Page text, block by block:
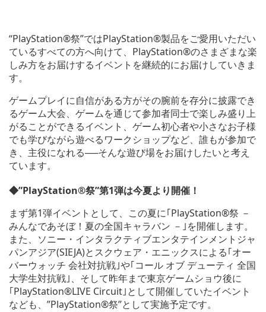
“PlayStation®祭”ではPlayStation®製品をご愛用いただい
ているすべての方へ向けて、PlayStation®のさまざまな楽
しみ方をお届けするイベントを継続的にお届けしていきま
す。
ゲームプレイに自信がある方がその腕前を存分に披露でき
るゲーム大会、ゲームを通じて参加者同士で楽しみ盛り上
がることができるイベント、ゲーム初心者や小さなお子様
でも学びながら遊べるワークショップなど、誰もが参加で
き、主役になれる──そんな遊び場をお届けしたいと考え
ています。
◆”PlayStation®祭”第1弾は今夏より開催！
まず第1弾イベントとして、この夏に｢PlayStation®祭 －
みんなであそぼ！夏の全国キャラバン －｣を開催します。
また、ソニー・インタラクティブエンタテインメントジャ
パンアジア(SIEJA)とスクウェア・エニックスによる｢オー
バーウォッチ 会社対抗戦｣や｢コール オブ デューティ 全国
大学生対抗戦｣、そして昨年まで東京ゲームショウ後に
｢PlayStation®LIVE Circuit｣として開催していたイベント
なども、”PlayStation®祭”として実施予定です。